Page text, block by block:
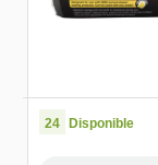
24 Disponible